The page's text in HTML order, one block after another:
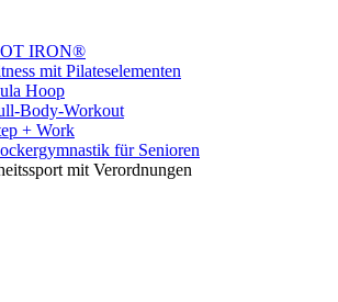
IRON®
mit Pilateselementen
Hoop
Body-Workout
+ Work
für Senioren
mit Verordnungen